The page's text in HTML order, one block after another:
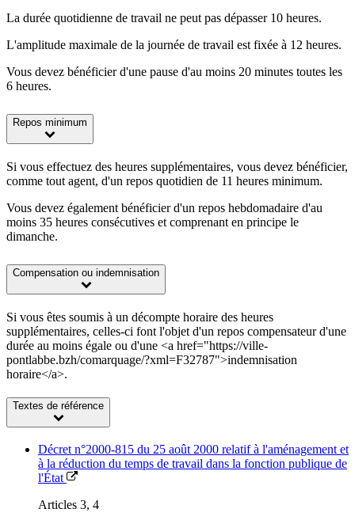
La durée quotidienne de travail ne peut pas dépasser 10 heures.
L'amplitude maximale de la journée de travail est fixée à 12 heures.
Vous devez bénéficier d'une pause d'au moins 20 minutes toutes les
6 heures.
Repos minimum
Si vous effectuez des heures supplémentaires, vous devez bénéficier,
comme tout agent, d'un repos quotidien de 11 heures minimum.
Vous devez également bénéficier d'un repos hebdomadaire d'au
moins 35 heures consécutives et comprenant en principe le
dimanche.
Compensation ou indemnisation
Si vous êtes soumis à un décompte horaire des heures
supplémentaires, celles-ci font l'objet d'un repos compensateur d'une
durée au moins égale ou d'une <a href="https://ville-
pontlabbe.bzh/comarquage/?xml=F32787">indemnisation
horaire</a>.
Textes de référence
Décret n°2000-815 du 25 août 2000 relatif à l'aménagement et
à la réduction du temps de travail dans la fonction publique de
l'État
Articles 3, 4